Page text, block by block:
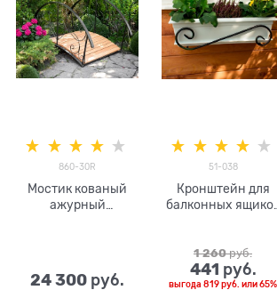
860-30R
Мостик кованый
ажурный
24 300 руб.
51-038
Кронштейн для
балконных ящиков
1 260 руб.
441 руб.
выгода 819 руб. или65%